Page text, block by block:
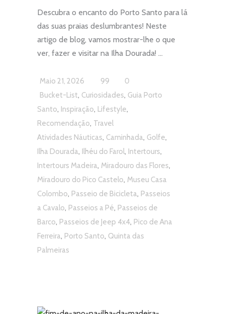
Descubra o encanto do Porto Santo para lá
das suas praias deslumbrantes! Neste
artigo de blog, vamos mostrar-lhe o que
ver, fazer e visitar na Ilha Dourada!
Maio 21, 2026 99
0
Bucket-List, Curiosidades, Guia Porto
Santo, Inspiração, Lifestyle,
Recomendação, Travel
Atividades Náuticas, Caminhada, Golfe,
Ilha Dourada, Ilhéu do Farol, Intertours,
Intertours Madeira, Miradouro das Flores,
Miradouro do Pico Castelo, Museu Casa
Colombo, Passeio de Bicicleta, Passeios
a Cavalo, Passeios a Pé, Passeios de
Barco, Passeios de Jeep 4x4, Pico de Ana
Ferreira, Porto Santo, Quinta das
Palmeiras